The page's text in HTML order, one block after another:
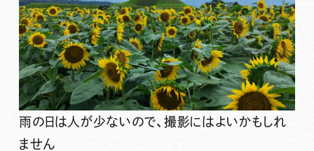
雨の日は人が少ないので、撮影にはよいかもしれ
ません